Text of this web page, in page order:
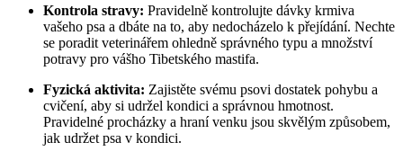
Kontrola stravy: Pravidelně kontrolujte dávky krmiva
vašeho psa a dbáte na to, aby nedocházelo k přejídání. Nechte
se poradit veterinářem ohledně správného typu a množství
potravy pro vášho Tibetského mastifa.
Fyzická aktivita: Zajistěte svému psovi dostatek pohybu a
cvičení, aby si udržel kondici a správnou hmotnost.
Pravidelné procházky a hraní venku jsou skvělým způsobem,
jak udržet psa v kondici.